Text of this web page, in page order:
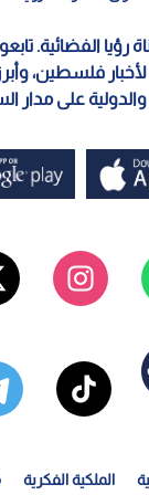
رؤيا الفضائية.
فلسطين،
والدولية على مدار
الملكية الفكرية